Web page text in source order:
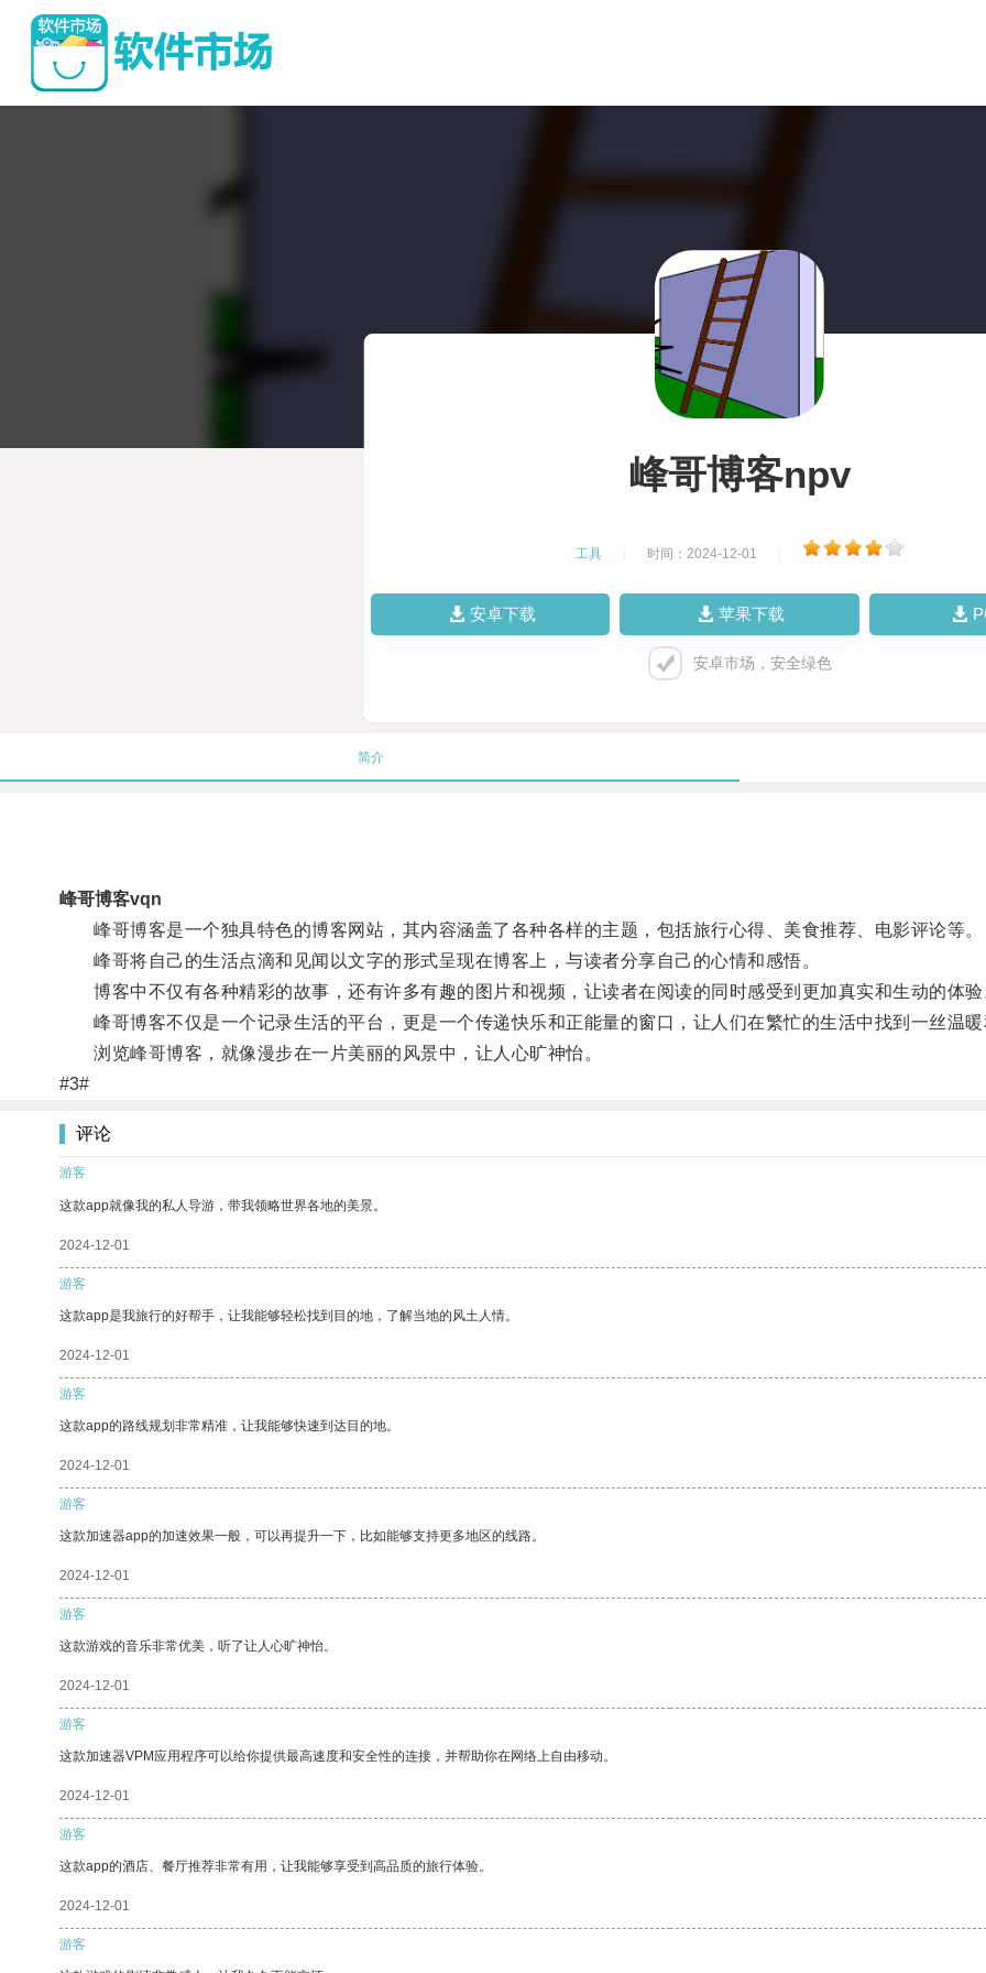
峰哥博客npv
工具 时间：2024-12-01
安卓下载 苹果下载
安卓市场，安全绿色
简介
峰哥博客vqn
峰哥博客是一个独具特色的博客网站，其内容涵盖了各种各样的主题，包括旅行心得、美食推荐、电影评论等。
峰哥将自己的生活点滴和见闻以文字的形式呈现在博客上，与读者分享自己的心情和感悟。
博客中不仅有各种精彩的故事，还有许多有趣的图片和视频，让读者在阅读的同时感受到更加真实和生动的体验
峰哥博客不仅是一个记录生活的平台，更是一个传递快乐和正能量的窗口，让人们在繁忙的生活中找到一丝温暖
浏览峰哥博客，就像漫步在一片美丽的风景中，让人心旷神怡。
#3#
评论
游客
这款app就像我的私人导游，带我领略世界各地的美景。
2024-12-01
游客
这款app是我旅行的好帮手，让我能够轻松找到目的地，了解当地的风土人情。
2024-12-01
游客
这款app的路线规划非常精准，让我能够快速到达目的地。
2024-12-01
游客
这款加速器app的加速效果一般，可以再提升一下，比如能够支持更多地区的线路。
2024-12-01
游客
这款游戏的音乐非常优美，听了让人心旷神怡。
2024-12-01
游客
这款加速器VPM应用程序可以给你提供最高速度和安全性的连接，并帮助你在网络上自由移动。
2024-12-01
游客
这款app的酒店、餐厅推荐非常有用，让我能够享受到高品质的旅行体验。
2024-12-01
游客